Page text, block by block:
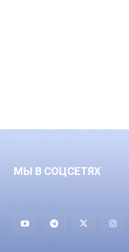
МЫ В СОЦСЕТЯХ